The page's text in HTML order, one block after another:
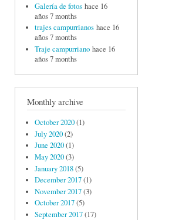
Galería de fotos hace 16
años 7 months
trajes campurrianos hace 16
años 7 months
Traje campurriano hace 16
años 7 months
Monthly archive
October 2020(1)
July 2020(2)
June 2020(1)
May 2020(3)
January 2018(5)
December 2017(1)
November 2017(3)
October 2017(5)
September 2017(17)